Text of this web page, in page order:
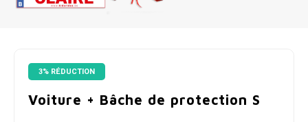
3% RÉDUCTION
Voiture + Bâche de protection S